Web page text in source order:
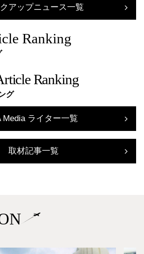
アップニュース一覧
Ranking
Ranking
グ
Media ライター一覧
取材記事一覧